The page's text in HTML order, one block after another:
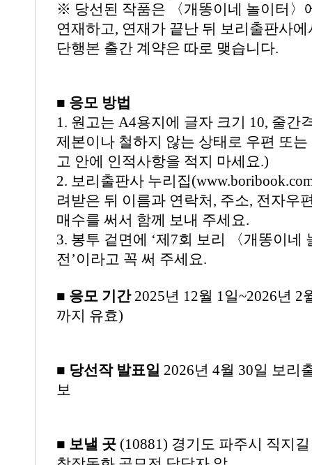
※ 당선된 작품은 〈개똥이네 놀이터〉
연재하고, 연재가 끝난 뒤 보리출판사
단행본 출간 계약은 따로 맺습니다.
■ 응모 방법
1. 원고는 A4용지에 글자 크기 10, 줄간
제본이나 철하지 않는 상태로 우편 또
고 안에 인적사항을 적지 마세요.)
2. 보리출판사 누리집
려받은 뒤 이름과 연락처, 주소, 전자우
매수를 써서 함께 보내 주세요.
3. 봉투 겉면에 ‘제7회 보리 〈개똥이네
전’이라고 꼭 써 주세요.
■ 응모 기간2025년 12월 1일~2026년 2
까지 유효)
■ 당선작 발표일 2026년 4월 30일 보리
보
■ 보낼 곳 (10881) 경기도 파주시 직지